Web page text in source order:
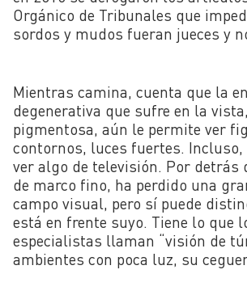
Orgánico de Tribunales que
sordos y mudos fueran jueces y
Mientras camina, cuenta que la
degenerativa que sufre en la
pigmentosa, aún le permite ver
contornos, luces fuertes. Incluso,
ver algo de televisión. Por detrás
de marco fino, ha perdido una
campo visual, pero sí puede
está en frente suyo. Tiene lo que
especialistas llaman “visión de
ambientes con poca luz, su